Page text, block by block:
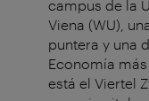
campus de la
Viena (WU),
puntera y una
Economía
está el Viertel